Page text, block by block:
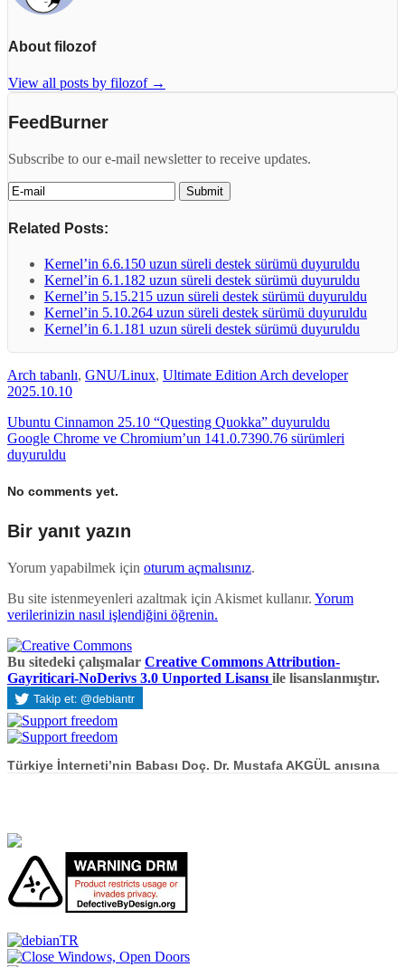
About filozof
View all posts by filozof →
FeedBurner
Subscribe to our e-mail newsletter to receive updates.
Related Posts:
Kernel’in 6.6.150 uzun süreli destek sürümü duyuruldu
Kernel’in 6.1.182 uzun süreli destek sürümü duyuruldu
Kernel’in 5.15.215 uzun süreli destek sürümü duyuruldu
Kernel’in 5.10.264 uzun süreli destek sürümü duyuruldu
Kernel’in 6.1.181 uzun süreli destek sürümü duyuruldu
Arch tabanlı, GNU/Linux, Ultimate Edition Arch developer
2025.10.10
Ubuntu Cinnamon 25.10 “Questing Quokka” duyuruldu
Google Chrome ve Chromium’un 141.0.7390.76 sürümleri
duyuruldu
No comments yet.
Bir yanıt yazın
Yorum yapabilmek için oturum açmalısınız.
Bu site istenmeyenleri azaltmak için Akismet kullanır. Yorum
verilerinizin nasıl işlendiğini öğrenin.
Bu sitedeki çalışmalar Creative Commons Attribution-
Gayriticari-NoDerivs 3.0 Unported Lisansı ile lisanslanmıştır.
Türkiye İnterneti’nin Babası Doç. Dr. Mustafa AKGÜL anısına